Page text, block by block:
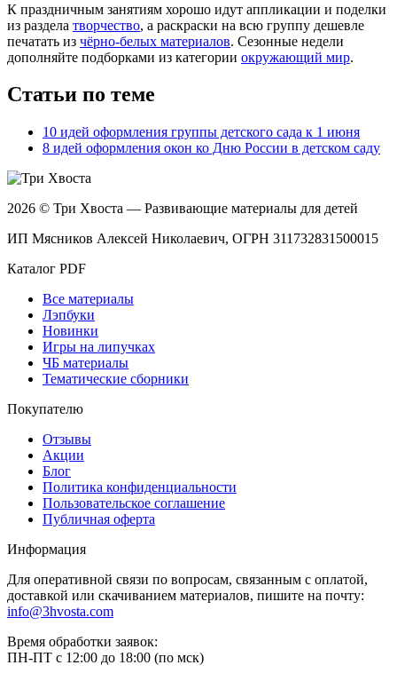
Стенгазета Масленица / стенгазета на праздник
Медальки Прощание с букварем / азбука медальки / у
Весеннее оформление / весеннее творчество
Оформление на дверь / Масленица / творчество масле
Гексы на тему семья / творчество семья / год семьи
Стенгазета День космонавтики / космос творчество
Фотозона Ракета / космос фотозона / день космонавт
8 марта речевые облачка / международный женский де
Космос оформление / день космонавтики / космос тво
1 мая
9 мая аппликации
9 мая оформление 1
9 мая стена памяти
Весеннее оформление зайчик
Весна оформление зонтики
Гексы первоцветы
День воды гексы
День воды / кому нужна вода
Папка день защиты детей
Аппликации день земли
День книги оформление
День космонавтики поделки
День леса речевые облачка
День России аппликации 3
День России оформление дверей и окон
День семьи флажки
Космос баннер
Космос рамка
Космос речевые облачка
Космос стенгазета
Космос флажки
Папка передвижка день семьи
Пасха рамка
К праздничным занятиям хорошо идут аппликации и поделки
из раздела творчество, а раскраски на всю группу дешевле
печатать из чёрно-белых материалов. Сезонные недели
дополняйте подборками из категории окружающий мир.
Статьи по теме
10 идей оформления группы детского сада к 1 июня
8 идей оформления окон ко Дню России в детском саду
2026 © Три Хвоста — Развивающие материалы для детей
ИП Мясников Алексей Николаевич, ОГРН 311732831500015
Каталог PDF
Все материалы
Лэпбуки
Новинки
Игры на липучках
ЧБ материалы
Тематические сборники
Покупателю
Отзывы
Акции
Блог
Политика конфиденциальности
Пользовательское соглашение
Публичная оферта
Информация
Для оперативной связи по вопросам, связанным с оплатой,
доставкой или скачиванием материалов, пишите на почту:
info@3hvosta.com
Время обработки заявок:
ПН-ПТ с 12:00 до 18:00 (по мск)